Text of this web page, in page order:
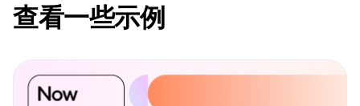
查看一些示例